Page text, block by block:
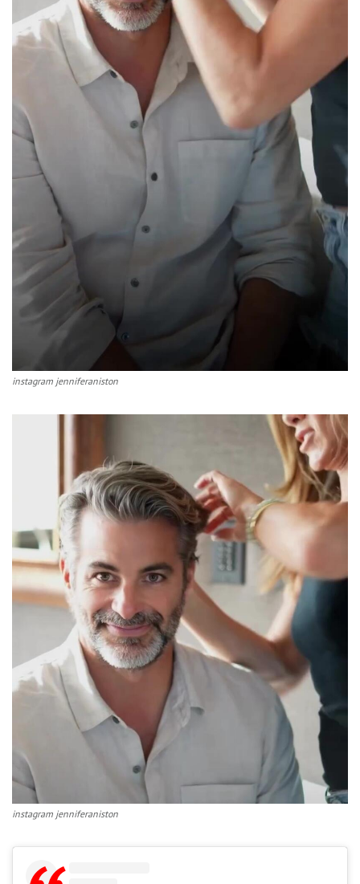
instagram jenniferaniston
instagram jenniferaniston